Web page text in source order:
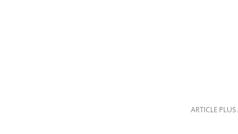
ARTICLE